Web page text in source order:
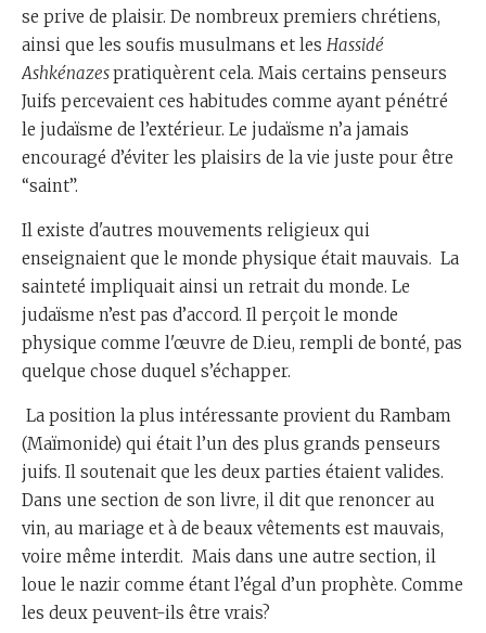
se prive de plaisir. De nombreux premiers chrétiens,
ainsi que les soufis musulmans et les Hassidé
Ashkénazespratiquèrent cela. Mais certains penseurs
Juifs percevaient ces habitudes comme ayant pénétré
le judaïsme de l’extérieur. Le judaïsme n’a jamais
encouragé d’éviter les plaisirs de la vie juste pour être
“saint”.
Il existe d'autres mouvements religieux qui
enseignaient que le monde physique était mauvais. La
sainteté impliquait ainsi un retrait du monde. Le
judaïsme n’est pas d’accord. Il perçoit le monde
physique comme l'œuvre de D.ieu, rempli de bonté, pas
quelque chose duquel s’échapper.
La position la plus intéressante provient du Rambam
(Maïmonide) qui était l’un des plus grands penseurs
juifs. Il soutenait que les deux parties étaient valides.
Dans une section de son livre, il dit que renoncer au
vin, au mariage et à de beaux vêtements est mauvais,
voire même interdit. Mais dans une autre section, il
loue le nazir comme étant l’égal d’un prophète. Comme
les deux peuvent-ils être vrais?